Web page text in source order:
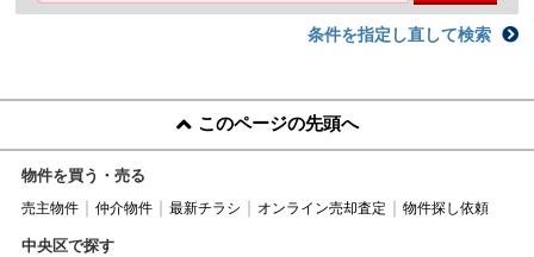
条件を指定し直して検索
このページの先頭へ
物件を買う・売る
売主物件 仲介物件 最新チラシ オンライン売却査定 物件探し依頼
中央区で探す